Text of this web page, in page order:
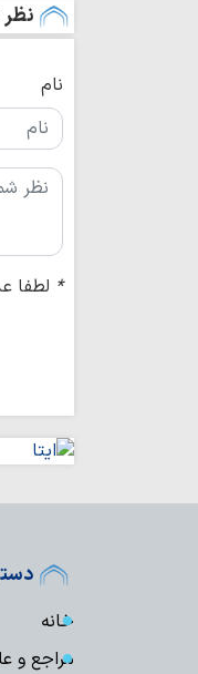
نام
* لطفا
خانه
مراجع و